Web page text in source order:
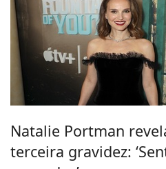
Natalie Portman
terceira gravidez: